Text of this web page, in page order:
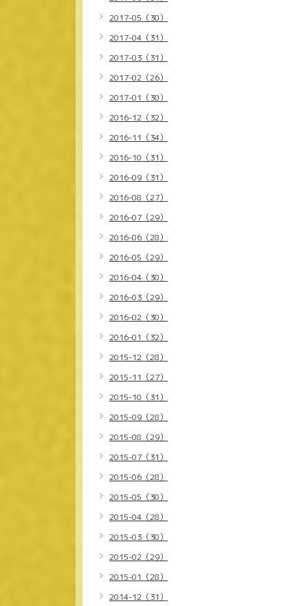
2017-05（30）
2017-04（31）
2017-03（31）
2017-02（26）
2017-01（30）
2016-12（32）
2016-11（34）
2016-10（31）
2016-09（31）
2016-08（27）
2016-07（29）
2016-06（28）
2016-05（29）
2016-04（30）
2016-03（29）
2016-02（30）
2016-01（32）
2015-12（28）
2015-11（27）
2015-10（31）
2015-09（28）
2015-08（29）
2015-07（31）
2015-06（28）
2015-05（30）
2015-04（28）
2015-03（30）
2015-02（29）
2015-01（28）
2014-12（31）